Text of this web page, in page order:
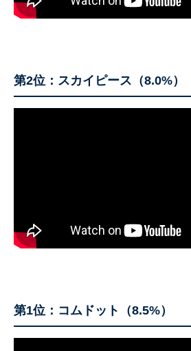
第2位：スカイピース（8.0%）
第1位：コムドット（8.5%）